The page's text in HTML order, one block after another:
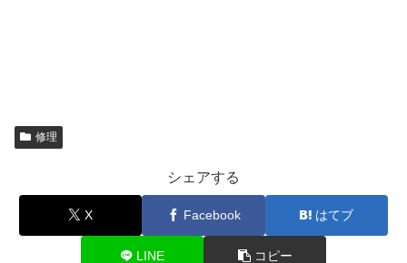
修理
シェアする
X Facebook はてブ
LINE コピー